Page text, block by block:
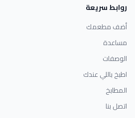
روابط سريعة
أضف مطعمك
مساعدة
الوصفات
اطبخ باللي عندك
المطابخ
اتصل بنا